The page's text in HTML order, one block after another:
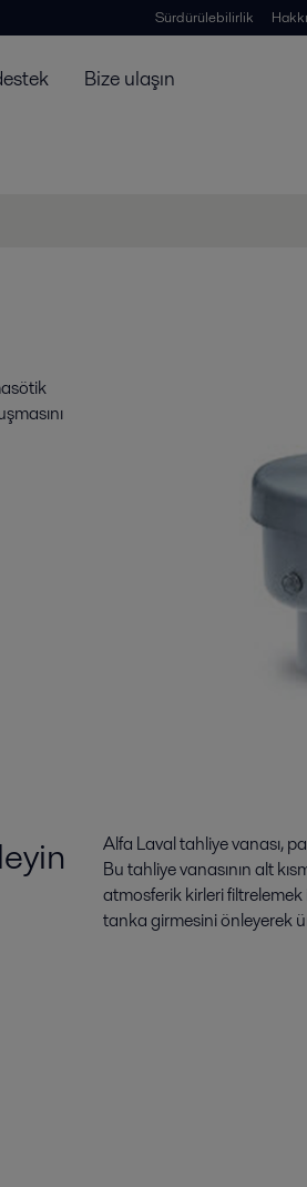
Sürdürülebilirlik
Bize ulaşın
Alfa Laval tahliye vanası,
Bu tahliye vanasının alt
atmosferik kirleri
tanka girmesini önleyerek